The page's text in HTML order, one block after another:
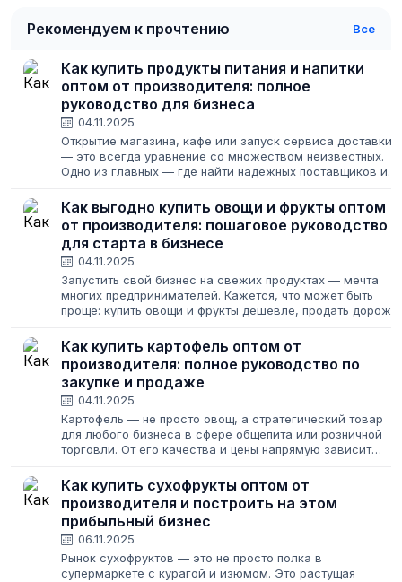
Рекомендуем к прочтению Все
Как купить продукты питания и напитки
оптом от производителя: полное
руководство для бизнеса
04.11.2025
Открытие магазина, кафе или запуск сервиса доставки
— это всегда уравнение со множеством неизвестных.
Одно из главных — где найти надежных поставщиков и
бизнес приносил прибыль....
Как выгодно купить овощи и фрукты оптом
от производителя: пошаговое руководство
для старта в бизнесе
04.11.2025
Запустить свой бизнес на свежих продуктах — мечта
многих предпринимателей. Кажется, что может быть
проще: купить овощи и фрукты дешевле, продать дороже.
товара, непредсказуемые цены...
Как купить картофель оптом от
производителя: полное руководство по
закупке и продаже
04.11.2025
Картофель — не просто овощ, а стратегический товар
для любого бизнеса в сфере общепита или розничной
торговли. От его качества и цены напрямую зависит
покупателей. Однако найти надежного...
Как купить сухофрукты оптом от
производителя и построить на этом
прибыльный бизнес
06.11.2025
Рынок сухофруктов — это не просто полка в
супермаркете с курагой и изюмом. Это растущая